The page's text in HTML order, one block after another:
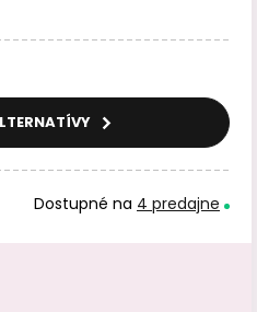
Dostupné na 4 predajne